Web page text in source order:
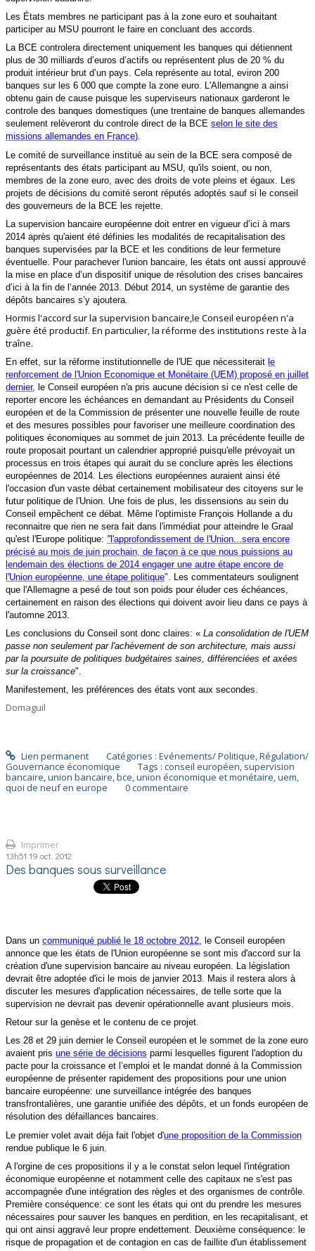
Les États membres ne participant pas à la zone euro et souhaitant
participer au MSU pourront le faire en concluant des accords.
La BCE controlera directement uniquement les banques qui détiennent
plus de 30 milliards d’euros d’actifs ou représentent plus de 20 % du
produit intérieur brut d’un pays. Cela représente au total, eviron 200
banques sur les 6 000 que compte la zone euro. L'Allemangne a ainsi
obtenu gain de cause puisque les superviseurs nationaux garderont le
controle des banques domestiques (une trentaine de banques allemandes
seulement relèveront du controle direct de la BCEselon le site des
missions allemandes en France).
Le comité de surveillance institué au sein de la BCE sera composé de
représentants des états participant au MSU, qu'ils soient, ou non,
membres de la zone euro, avec des droits de vote pleins et égaux. Les
projets de décisions du comité seront réputés adoptés sauf si le conseil
des gouverneurs de la BCE les rejette.
La supervision bancaire européenne doit entrer en vigueur d’ici à mars
2014 après qu'aient été définiesles modalités de recapitalisation des
banques supervisées par la BCE et les conditions de leur fermeture
éventuelle. Pour parachever l'union bancaire, les états ont aussi approuvé
la mise en place d’un dispositif unique de résolution des crises bancaires
d’ici à la fin de l’année 2013. Début 2014, un système de garantie des
dépôts bancaires s’y ajoutera.
Hormis l'accord sur la supervision bancaire,le Conseil européen n'a
guère été productif. En particulier, la réforme des institutions reste à la
traîne.
En effet, sur la réforme institutionnelle de l'UE que nécessiterait le
renforcement de l'Union Economique et Monétaire (UEM) proposé en juillet
dernier, le Conseil européen n'a pris aucune décision si ce n'est celle de
reporter encore les échéances en demandant au Présidents du Conseil
européen et de la Commission deprésenter une nouvelle feuille de route
et des mesures possibles pour favoriser une meilleure coordination des
politiques économiques au sommet de juin 2013.
La précédente feuille de
route proposait pourtant un calendrier approprié puisqu'elle prévoyait un
processus en trois étapes qui aurait du se conclure après les élections
européennes de 2014. Les élections européennes auraient ainsi été
l'occasion d'un vaste débat certainement mobilisateur des citoyens sur le
futur politique de l'Union. Une fois de plus, les dissensions au sein du
Conseil empêchent ce débat.
Même l'optimiste François Hollande a du
reconnaitre que rien ne sera fait dans l'immédiat pour atteindre le Graal
qu'est l'Europe politique: " l'approfondissement de l'Union...sera encore
précisé au mois de juin prochain, de façon à ce que nous puissions au
lendemain des élections de 2014 engager une autre étape encore de
l'Union européenne, une étape politique"
Les commentateurs soulignent
que l'Allemagne a pesé de tout son poids pour éluder ces échéances,
certainement en raison des élections qui doivent avoir lieu dans ce pays à
l'automne 2013.
Les conclusions du Conseil sont donc claires: «La consolidation de l'UEM
passe non seulement par l'achèvement de son architecture, maisaussi
par la poursuite de politiques budgétaires saines, différenciées et axées
sur la croissance".
Manifestement, les préférences des états vont aux secondes.
Domaguil
Lien permanent Catégories : Evénements/ Politique,Régulation/
Gouvernance économique
Tags : conseil européen, supervision
bancaire,union bancaire,bce,union économique et monétaire,uem,
quoi de neuf en europe
0commentaire
Imprimer
13h51 19 oct. 2012
Des banques sous surveillance
Dans uncommuniqué publié le 18 octobre 2012, le Conseil européen
annonce que les états de l'Union européenne se sont mis d'accord sur la
création d'une supervision bancaire au niveau européen. La législation
devrait être adoptée d'ici le mois de janvier 2013. Mais il restera alors à
discuter les mesures d'application nécessaires, de telle sorte que la
supervision ne devrait pas devenir opérationnelle avant plusieurs mois.
Retour sur la genèse et le contenu de ce projet.
Les 28 et 29 juin dernier le Conseil européen et le sommet de la zone euro
avaient prisune série de décisions parmi lesquelles figurent l'adoption du
pacte pour la croissance et l’emploi et le mandat donné à la Commission
européenne de présenter rapidement des propositions pour une union
bancaire européenne: une surveillance intégrée des banques
transfrontalières, une garantie unifiée des dépôts, et un fonds européen de
résolution des défaillances bancaires.
Le premier volet avait déja fait l'objet d'une proposition de la Commission
rendue publique le 6 juin.
A l'orgine de ces propositions il y a le constat selon lequel l'intégration
économique européenne et notamment celle des capitaux ne s'est pas
accompagnée d'une intégration des règles et des organismes de contrôle.
Première conséquence: ce sont les états qui ont du prendre les mesures
nécessaires pour sauver les banques en perdition, en les recapitalisant, et
qui ont ainsi aggravé leur propre endettement. Deuxième conséquence: le
risque de propagation et de contagion en cas de faillite d'un établissement